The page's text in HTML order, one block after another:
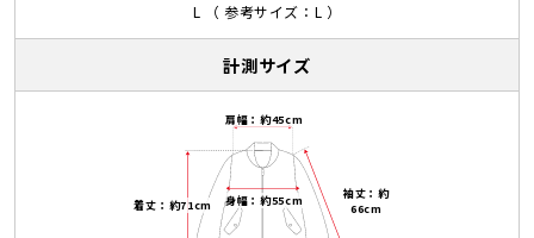
L （ 参考サイズ：L ）
計測サイズ
肩幅：約45cm
身幅：約55cm
袖丈：約
66cm
着丈：約71cm